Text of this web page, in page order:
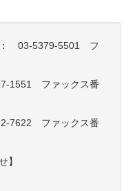
： 03-5379-5501 フ
ファックス番
7622 ファックス番
】